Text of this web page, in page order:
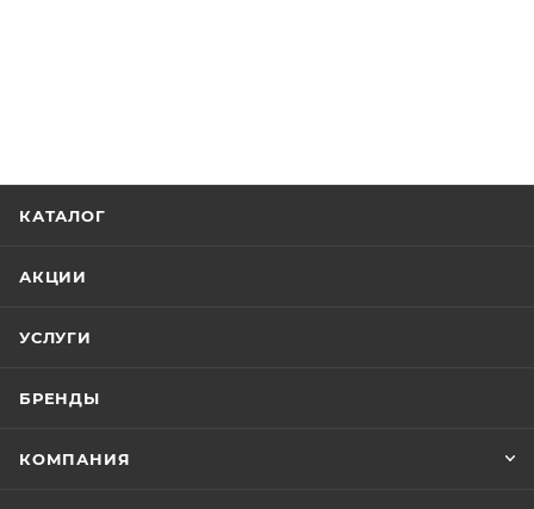
КАТАЛОГ
АКЦИИ
УСЛУГИ
БРЕНДЫ
КОМПАНИЯ